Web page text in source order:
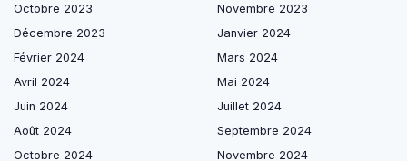
Octobre 2023
Novembre 2023
Décembre 2023
Janvier 2024
Février 2024
Mars 2024
Avril 2024
Mai 2024
Juin 2024
Juillet 2024
Août 2024
Septembre 2024
Octobre 2024
Novembre 2024